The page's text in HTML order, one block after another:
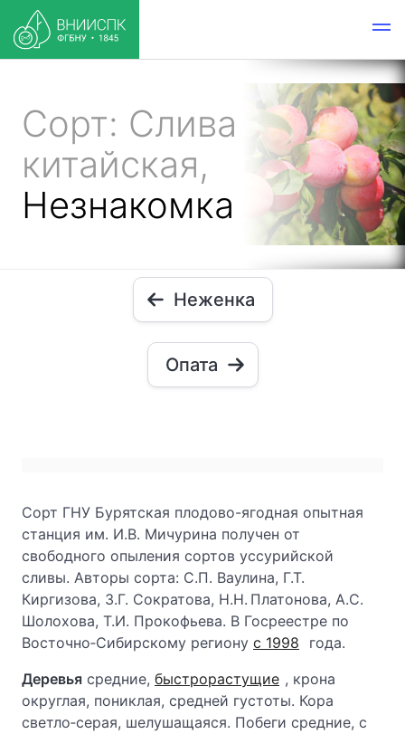
Сорт: Слива
китайская,
Незнакомка
Неженка
Опата
Сорт ГНУ Бурятская плодово-ягодная опытная
станция им. И.В. Мичурина получен от
свободного опыления сортов уссурийской
сливы. Авторы сорта: С.П. Ваулина, Г.Т.
Киргизова, З.Г. Сократова, Н.Н. Платонова, А.С.
Шолохова, Т.И. Прокофьева. В Госреестре по
Восточно‑Сибирскому региону с 1998
года.
Деревья средние, быстрорастущие , крона
округлая, пониклая, средней густоты. Кора
светло‑серая, шелушащаяся. Побеги средние, с